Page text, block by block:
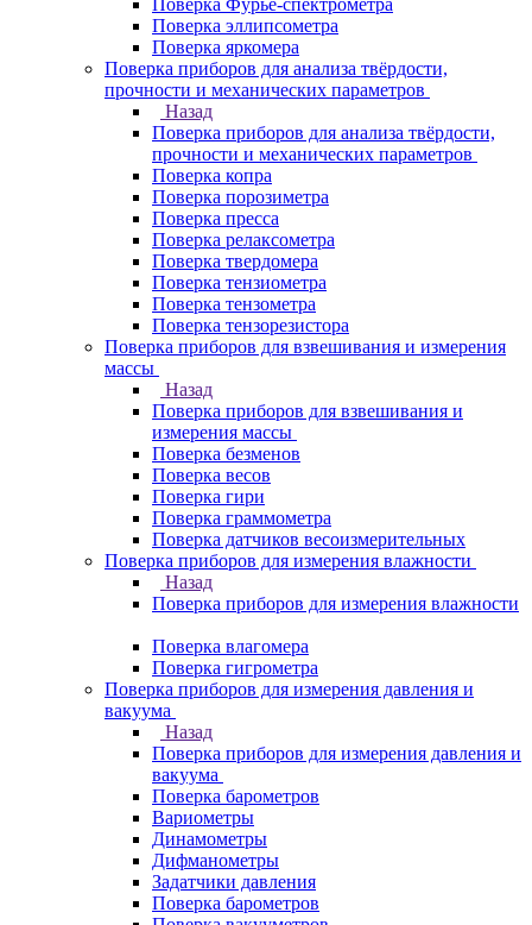
Поверка Фурье-спектрометра
Поверка эллипсометра
Поверка яркомера
Поверка приборов для анализа твёрдости,
прочности и механических параметров
Назад
Поверка приборов для анализа твёрдости,
прочности и механических параметров
Поверка копра
Поверка порозиметра
Поверка пресса
Поверка релаксометра
Поверка твердомера
Поверка тензиометра
Поверка тензометра
Поверка тензорезистора
Поверка приборов для взвешивания и измерения
массы
Назад
Поверка приборов для взвешивания и
измерения массы
Поверка безменов
Поверка весов
Поверка гири
Поверка граммометра
Поверка датчиков весоизмерительных
Поверка приборов для измерения влажности
Назад
Поверка приборов для измерения влажности
Поверка влагомера
Поверка гигрометра
Поверка приборов для измерения давления и
вакуума
Назад
Поверка приборов для измерения давления и
вакуума
Поверка барометров
Вариометры
Динамометры
Дифманометры
Задатчики давления
Поверка барометров